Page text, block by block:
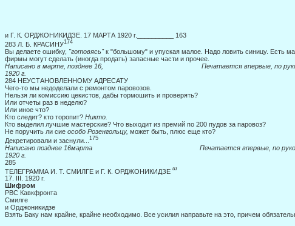
и Г. К. ОРДЖОНИКИДЗЕ. 17 МАРТА 1920 г.__________ 163
283 Л. Б. КРАСИНУ174
Вы делаете ошибку, "готовясь"к "большому" и упуская малое. Надо ловить сини­цу. Есть
фирмы могут сделать (иногда продать) запас­ные части и прочее.
Написано в марте, позднее 16, Печатается впервые, по
1920 г.
284 НЕУСТАНОВЛЕННОМУ АДРЕСАТУ
Чего-то мы недоделали с ремонтом паровозов.
Нельзя ли комиссию цекистов, дабы тормошить и проверять?
Или отчеты раз в неделю?
Или иное что?
Кто следит? кто торопит? Никто.
Кто выделил лучшие мастерские? Что выходит из премий по 200 пудов за паровоз?
Не поручить ли сие особо Розенгольцу, может быть, плюс еще кто?
Декретировали и заснули...
175
Написано позднее 16марта Печатается впервые, по
1920 г.
285
ТЕЛЕГРАММА И. Т. СМИЛГЕ и Г. К. ОРДЖОНИКИДЗЕ ш
17. III. 1920 г.
Шифром
РВС Кавкфронта
Смилге
и Орджоникидзе
Взять Баку нам крайне, крайне необходимо. Все усилия направьте на это, причем